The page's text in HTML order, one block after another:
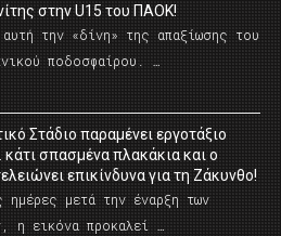
στην U15 του ΠΑΟΚ!
την «δίνη» της απαξίωσης του
ποδοσφαίρου. …
Στάδιο παραμένει εργοτάξιο
κάτι σπασμένα πλακάκια και ο
επικίνδυνα για τη Ζάκυνθο!
ημέρες μετά την έναρξη των
η εικόνα προκαλεί …